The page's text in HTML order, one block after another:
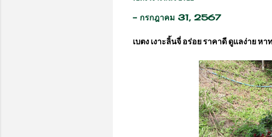
- กรกฎาคม 31, 2567
เบตง เงาะลิ้นจี่ อร่อย ราคาดี ดูแลง่าย ห